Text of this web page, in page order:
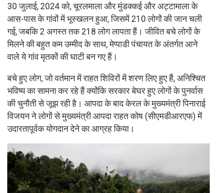
30 जुलाई, 2024 को, चूरलमाला और मुंडक्कई और अट्टामाला के
आस-पास के गांवों में भूस्खलन हुआ, जिसमें 210 लोगों की जान चली
गई, जबकि 2 अगस्त तक 218 लोग लापता हैं। जीवित बचे लोगों के
मिलने की बहुत कम उम्मीद के साथ, मेप्पाडी पंचायत के अंतर्गत आने
वाले ये गांव मृतकों की घाटी बन गए हैं।
बचे हुए लोग, जो वर्तमान में राहत शिविरों में शरण लिए हुए हैं, अनिश्चित
भविष्य का सामना कर रहे हैं क्योंकि सरकार बेघर हुए लोगों के पुनर्वास
की चुनौती से जूझ रही है। आपदा के बाद केरल के मुख्यमंत्री पिनाराई
विजयन ने लोगों से मुख्यमंत्री आपदा राहत कोष (सीएमडीआरएफ) में
उदारतापूर्वक योगदान देने का आग्रह किया।